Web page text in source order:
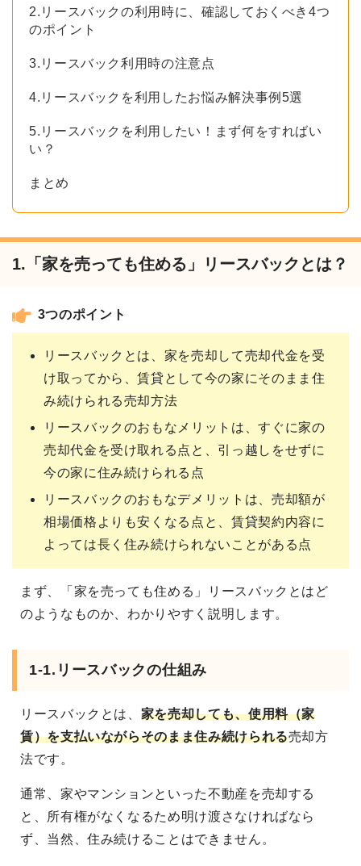
2.リースバックの利用時に、確認しておくべき4つ
のポイント
3.リースバック利用時の注意点
4.リースバックを利用したお悩み解決事例5選
5.リースバックを利用したい！まず何をすればい
い？
まとめ
1.「家を売っても住める」リースバックとは？
3つのポイント
リースバックとは、家を売却して売却代金を受
け取ってから、賃貸として今の家にそのまま住
み続けられる売却方法
リースバックのおもなメリットは、すぐに家の
売却代金を受け取れる点と、引っ越しをせずに
今の家に住み続けられる点
リースバックのおもなデメリットは、売却額が
相場価格よりも安くなる点と、賃貸契約内容に
よっては長く住み続けられないことがある点
まず、「家を売っても住める」リースバックとはど
のようなものか、わかりやすく説明します。
1-1.リースバックの仕組み
リースバックとは、 家を売却しても、使用料（家
賃）を支払いながらそのまま住み続けられる売却方
法です。
通常、家やマンションといった不動産を売却する
と、所有権がなくなるため明け渡さなければなら
ず、当然、住み続けることはできません。